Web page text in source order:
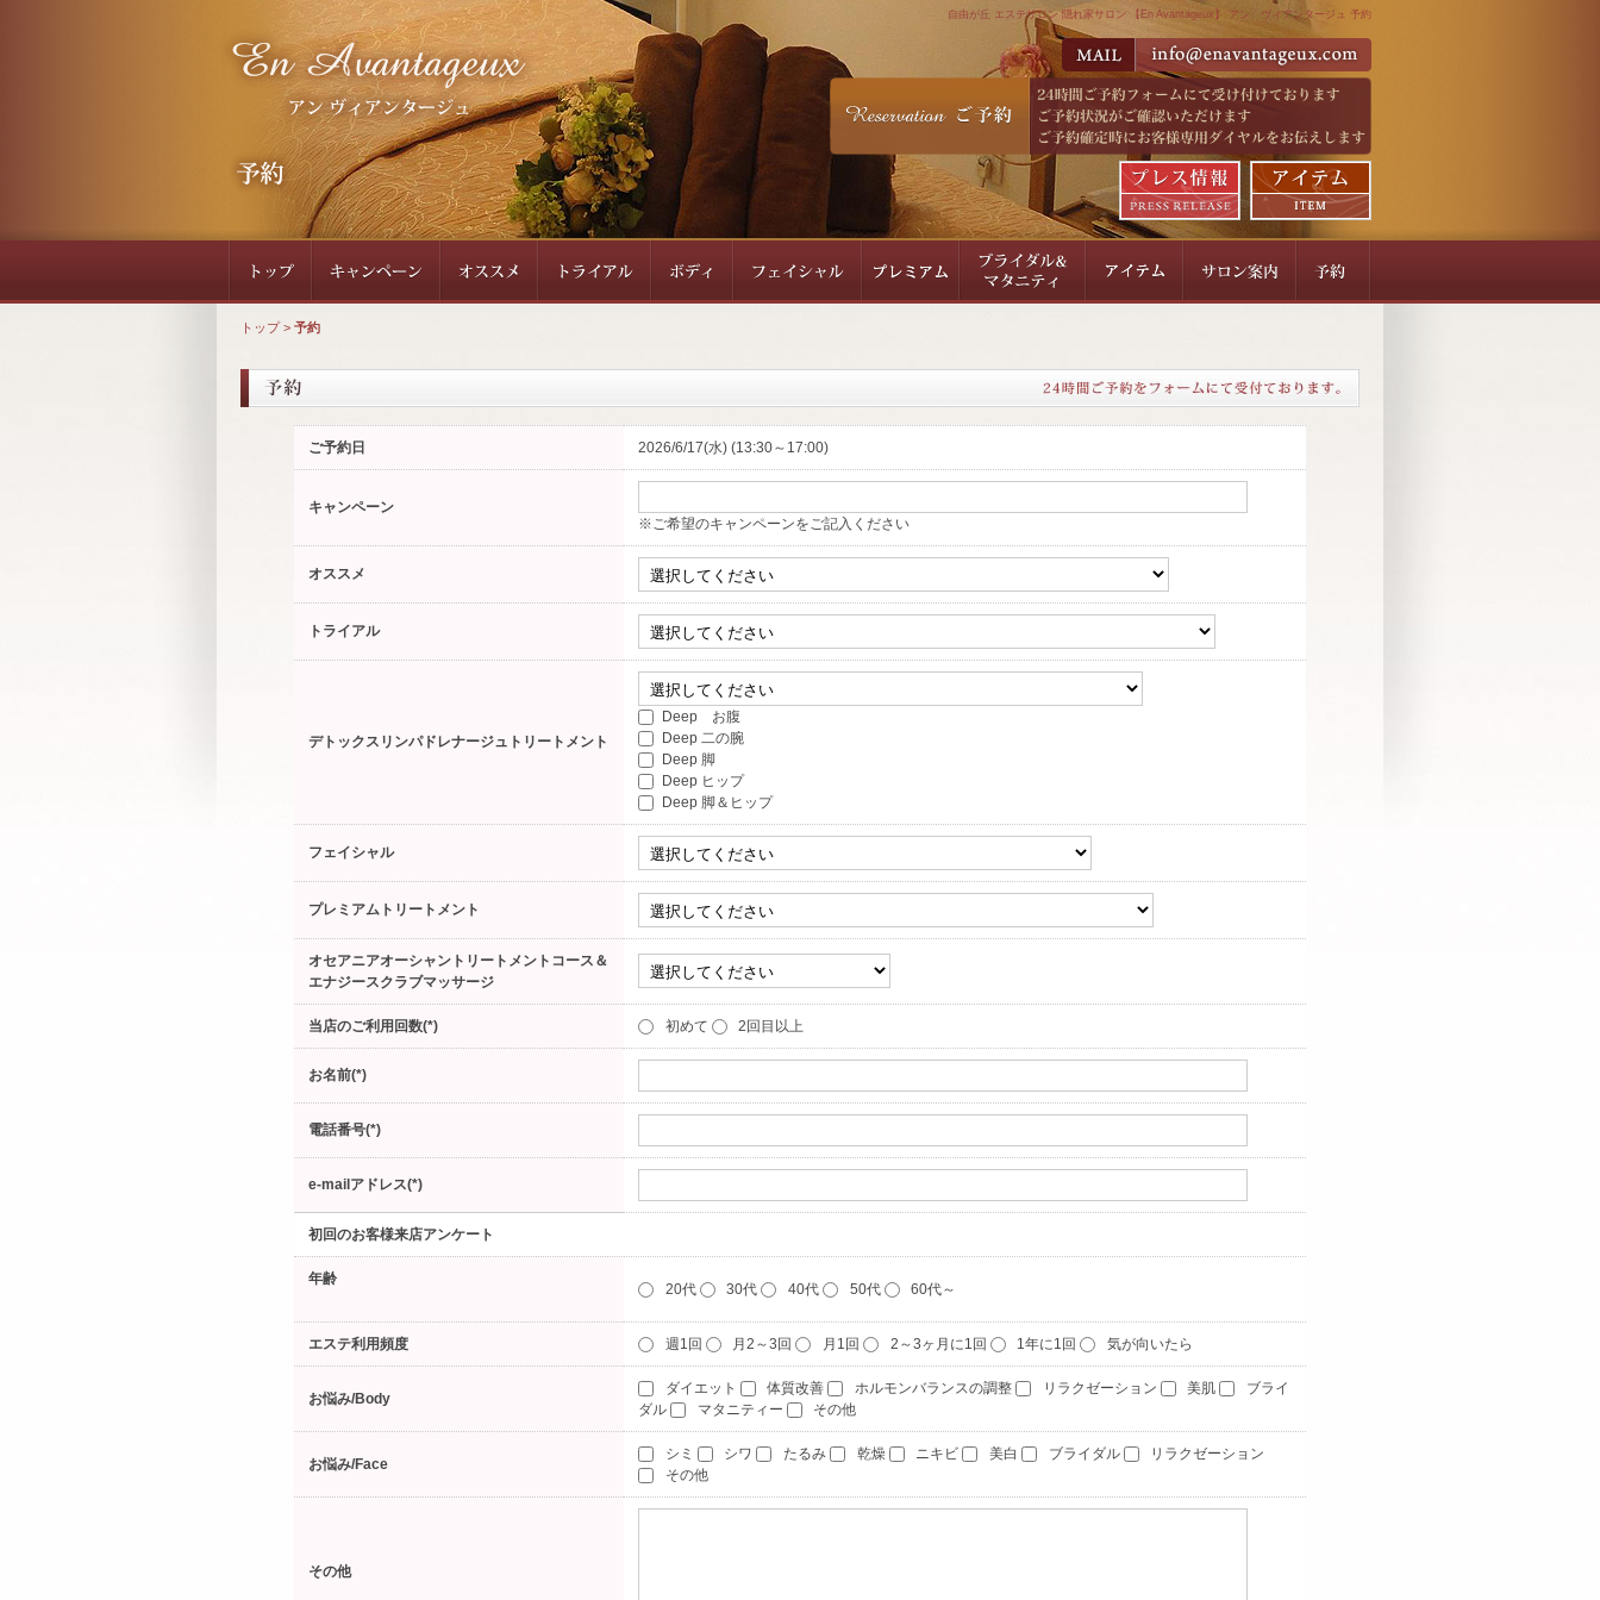
自由が丘 エステサロン 隠れ家サロン 【En Avantageux】 アン ヴィアンタージュ 予約
トップ> 予約
ご予約日 2026/6/17(水) (13:30～17:00)
キャンペーン
※ご希望のキャンペーンをご記入ください
オススメ
トライアル
デトックスリンパドレナージュトリートメント
Deep お腹
Deep 二の腕
Deep 脚
Deep ヒップ
Deep 脚＆ヒップ
フェイシャル
プレミアムトリートメント
オセアニアオーシャントリートメントコース＆
エナジースクラブマッサージ
当店のご利用回数(*) 初めて 2回目以上
お名前(*)
電話番号(*)
e-mailアドレス(*)
初回のお客様来店アンケート
年齢
20代 30代 40代 50代 60代～
エステ利用頻度 週1回 月2～3回 月1回 2～3ヶ月に1回 1年に1回 気が向いたら
お悩み/Body
ダイエット 体質改善 ホルモンバランスの調整 リラクゼーション 美肌
ブライ
ダル
マタニティー その他
お悩み/Face
シミ シワ たるみ 乾燥 ニキビ 美白 ブライダル
リラクゼーション
その他
その他